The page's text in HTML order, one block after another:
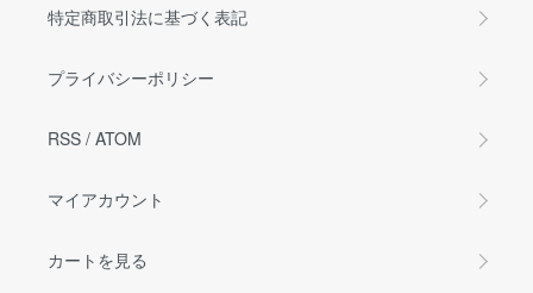
特定商取引法に基づく表記
プライバシーポリシー
RSS / ATOM
マイアカウント
カートを見る